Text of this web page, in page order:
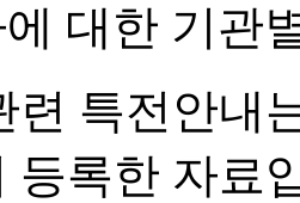
대한 기관
련 특전안내
등록한 자료